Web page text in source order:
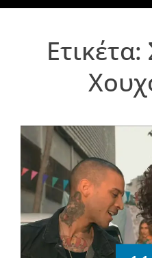
Ετικέτα: